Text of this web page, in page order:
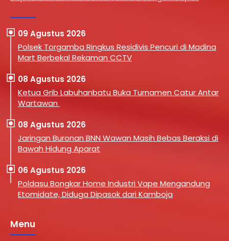
09 Agustus 2026
Polsek Torgamba Ringkus Residivis Pencuri di Madina
Mart Berbekal Rekaman CCTV
08 Agustus 2026
Ketua Grib Labuhanbatu Buka Turnamen Catur Antar
Wartawan
08 Agustus 2026
Jaringan Buronan BNN Wawan Masih Bebas Beraksi di
Bawah Hidung Aparat
06 Agustus 2026
Poldasu Bongkar Home Industri Vape Mengandung
Etomidate, Diduga Dipasok dari Kamboja
Menu